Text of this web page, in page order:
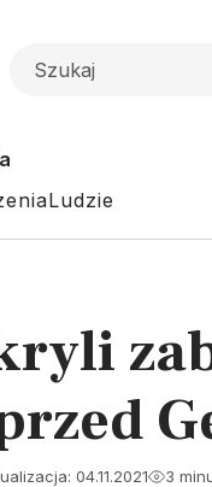
Ludzie
04.11.2021 3